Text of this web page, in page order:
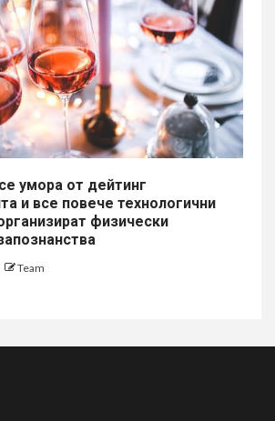
умора от дейтинг
и все повече технологични
физически
Team